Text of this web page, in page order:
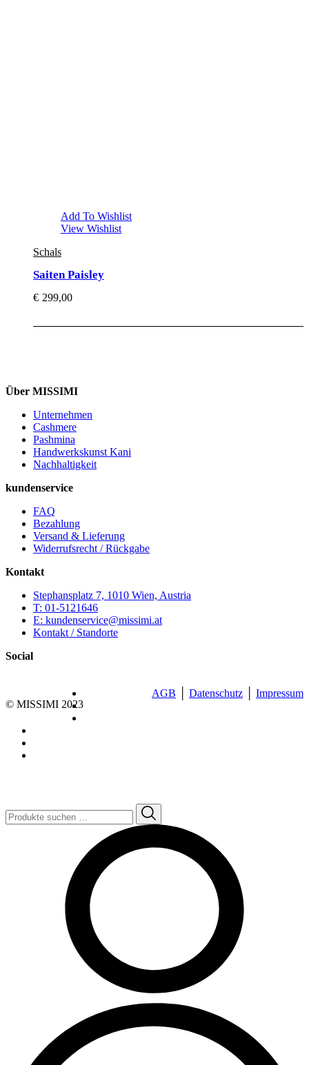
Add To Wishlist
View Wishlist
Schals
Saiten Paisley
€ 299,00
Über MISSIMI
Unternehmen
Cashmere
Pashmina
Handwerkskunst Kani
Nachhaltigkeit
kundenservice
FAQ
Bezahlung
Versand & Lieferung
Widerrufsrecht / Rückgabe
Kontakt
Stephansplatz 7, 1010 Wien, Austria
T: 01-5121646
E: kundenservice@missimi.at
Kontakt / Standorte
Social
© MISSIMI 2023
AGB Datenschutz Impressum
Suchen
nach: